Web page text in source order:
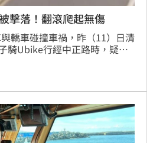
擊落！翻滾爬起無傷
轎車碰撞車禍，昨（11）日清
騎Ubike行經中正路時，疑似
男，所幸徐男遭撞擊後自行爬